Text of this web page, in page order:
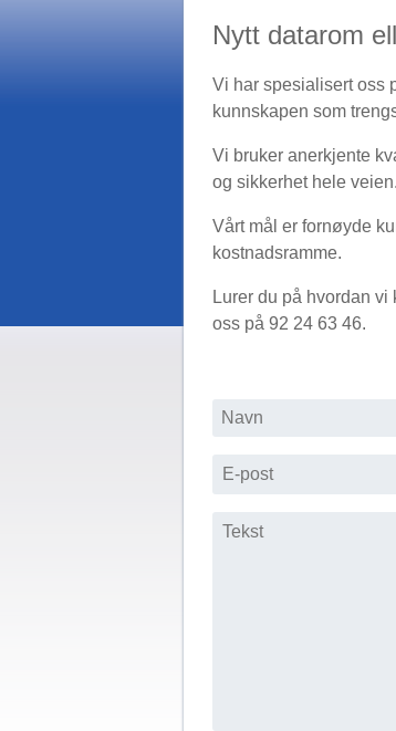
Nytt datarom
Vi har spesialisert oss
kunnskapen som
Vi bruker anerkjente
og sikkerhet hele veien.
Vårt mål er fornøyde
kostnadsramme.
Lurer du på hvordan
oss på 92 24 63 46.